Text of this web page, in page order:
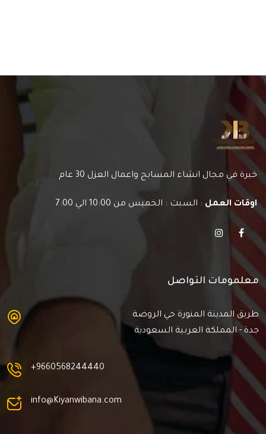
خبرة في مجال انشاء المسابح واعمال العزل 30 عام
اوقات العمل : السبت : الخميس من 10:00 الي 7:00
معلمومات التواصل
طريق المدينة المنورة حي الروضة
جدة - المملكة العربية السعودية
+9660568244440
info@Kiyanwibana.com